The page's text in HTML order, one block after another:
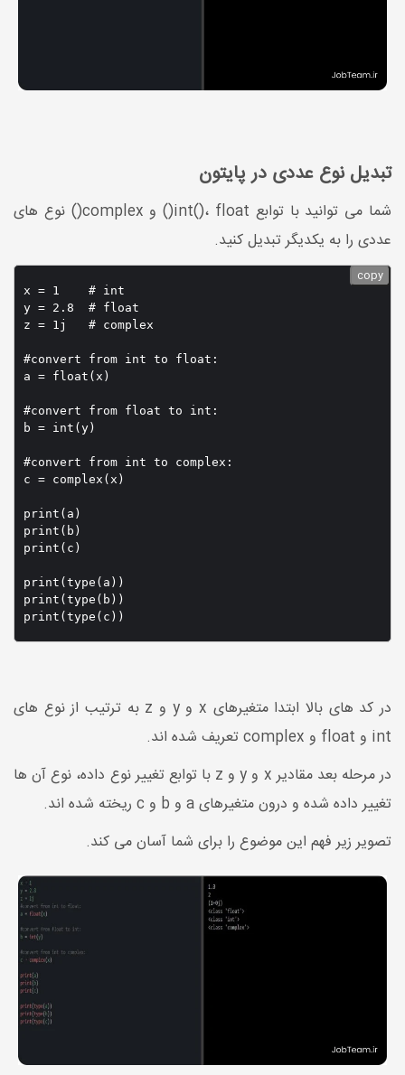
تبدیل نوع عددی در پایتون
شما می توانید با توابع int()، float() و complex() نوع های
عددی را به یکدیگر تبدیل کنید.
x = 1    # int
y = 2.8  # float
z = 1j   # complex
#convert from int to float:
a = float(x)
#convert from float to int:
b = int(y)
#convert from int to complex:
c = complex(x)
print(a)
print(b)
print(c)
print(type(a))
print(type(b))
copy
در کد های بالا ابتدا متغیرهای x و y و z به ترتیب از نوع های
int و float و complex تعریف شده اند.
در مرحله بعد مقادیر x و y و z با توابع تغییر نوع داده، نوع آن ها
تغییر داده شده و درون متغیرهای a و b و c ریخته شده اند.
تصویر زیر فهم این موضوع را برای شما آسان می کند.